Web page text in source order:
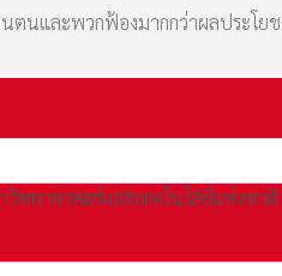
ตนและพวกฟ้องมากกว่าผลประ
ยาศาสตร์และเทคโนโลยีแห่งชาติ